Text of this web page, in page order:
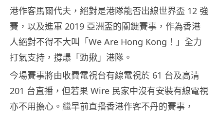
港作客馬爾代夫，絕對是港隊能否出線世界盃 12 強
賽，以及進軍 2019 亞洲盃的關鍵賽事，作為香港
人絕對不得不大叫「We Are Hong Kong！」全力
打氣支持，撐爆「勁揪」港隊。
今場賽事將由收費電視台有線電視於 61 台及高清
201 台直播，但若果 Wire 民家中沒有安裝有線電視
亦不用擔心。繼早前直播香港作客不丹的賽事，